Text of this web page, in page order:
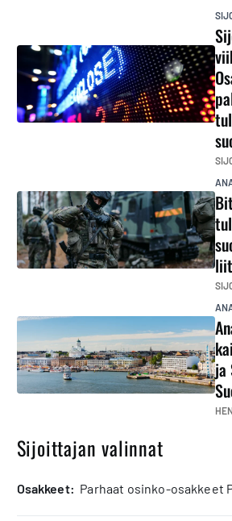
ja
Sijoittajan valinnat
osakkeet: Parhaat osinko-osakkeet